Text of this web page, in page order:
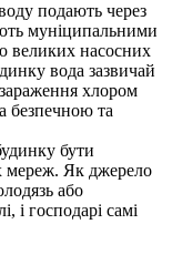
подають через
муніципальними
великих насосних
вода зазвичай
хлором
безпечною та
бути
мереж. Як джерело
або
і господарі самі